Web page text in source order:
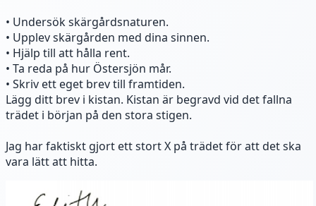
• Undersök skärgårdsnaturen.
• Upplev skärgården med dina sinnen.
• Hjälp till att hålla rent.
• Ta reda på hur Östersjön mår.
• Skriv ett eget brev till framtiden.
Lägg ditt brev i kistan. Kistan är begravd vid det fallna
trädet i början på den stora stigen.
Jag har faktiskt gjort ett stort X på trädet för att det ska
vara lätt att hitta.